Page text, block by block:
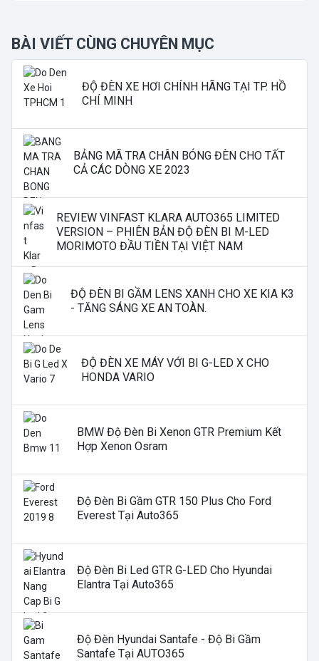
BÀI VIẾT CÙNG CHUYÊN MỤC
ĐỘ ĐÈN XE HƠI CHÍNH HÃNG TẠI TP. HỒ
CHÍ MINH
BẢNG MÃ TRA CHÂN BÓNG ĐÈN CHO TẤT
CẢ CÁC DÒNG XE 2023
REVIEW VINFAST KLARA AUTO365 LIMITED
VERSION – PHIÊN BẢN ĐỘ ĐÈN BI M-LED
MORIMOTO ĐẦU TIỀN TẠI VIỆT NAM
ĐỘ ĐÈN BI GẦM LENS XANH CHO XE KIA K3
- TĂNG SÁNG XE AN TOÀN.
ĐỘ ĐÈN XE MÁY VỚI BI G-LED X CHO
HONDA VARIO
BMW Độ Đèn Bi Xenon GTR Premium Kết
Hợp Xenon Osram
Độ Đèn Bi Gầm GTR 150 Plus Cho Ford
Everest Tại Auto365
Độ Đèn Bi Led GTR G-LED Cho Hyundai
Elantra Tại Auto365
Độ Đèn Hyundai Santafe - Độ Bi Gầm
Santafe Tại AUTO365